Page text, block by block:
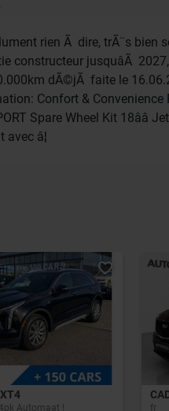
rien Ã dire, trÃ¨s bien
constructeur jusquâÃ
dÃ©jÃ faite le
Confort & Convenience
Spare Wheel Kit
â¦
Automaat !
fr